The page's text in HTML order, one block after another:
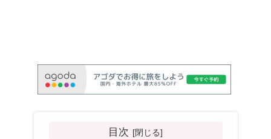
目次